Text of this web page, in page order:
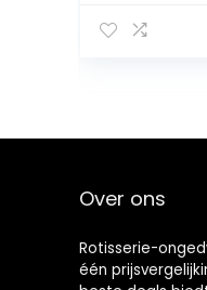
barbecue,
recteq,
Over ons
Rotisserie-
één